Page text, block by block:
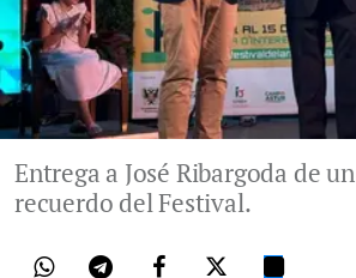
Entrega a José Ribargoda de un
recuerdo del Festival.